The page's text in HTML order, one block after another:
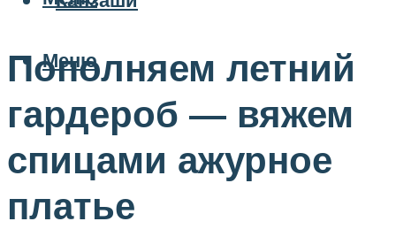
Меню
Пополняем летний
гардероб — вяжем
спицами ажурное
платье